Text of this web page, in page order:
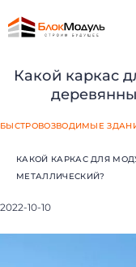
Какой каркас
БЫСТРОВОЗВОДИМЫЕ
КАКОЙ КАРКАС ДЛЯ
МЕТАЛЛИЧЕСКИЙ?
2022-10-10